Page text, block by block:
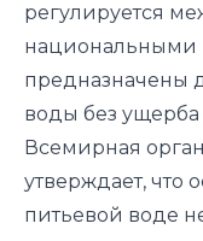
регулируется
национальными
предназначены
воды без ущерба
Всемирная
утверждает, что
питьевой воде